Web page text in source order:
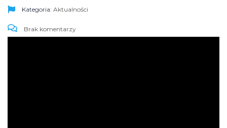
Kategoria: Aktualności
Brak komentarzy